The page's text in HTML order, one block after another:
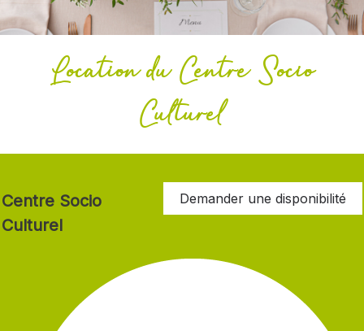
Location du Centre Socio
Culturel
Demander une disponibilité
Centre Socio
Culturel